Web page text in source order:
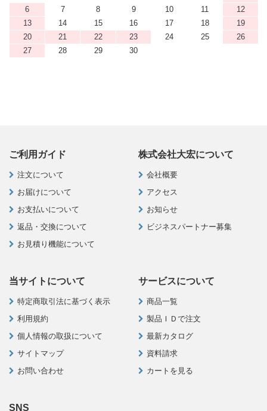
6
7 8 9 10 11
12
13
14 15 16 17 18
19
20
21 22 23 24 25
26
27
28 29 30
ご利用ガイド
注文について
お届けについて
お支払いについて
返品・交換について
お見積り機能について
株式会社大宏について
会社概要
アクセス
お知らせ
ビジネスパートナー募集
当サイトについて
特定商取引法に基づく表示
利用規約
個人情報の取扱について
サイトマップ
お問い合わせ
サービスについて
商品一覧
製品ＩＤで注文
最新カタログ
資料請求
カートを見る
SNS